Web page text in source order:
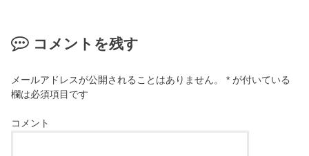
コメントを残す
メールアドレスが公開されることはありません。 * が付いている
欄は必須項目です
コメント